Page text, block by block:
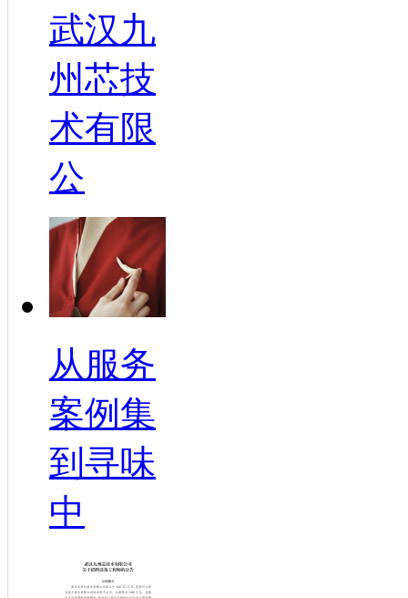
武汉九
州芯技
术有限
公
从服务
案例集
到寻味
中